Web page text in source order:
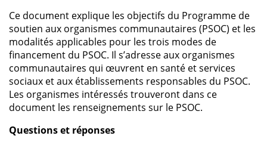
Ce document explique les objectifs du Programme de
soutien aux organismes communautaires (PSOC) et les
modalités applicables pour les trois modes de
financement du PSOC. Il s’adresse aux organismes
communautaires qui œuvrent en santé et services
sociaux et aux établissements responsables du PSOC.
Les organismes intéressés trouveront dans ce
document les renseignements sur le PSOC.
Questions et réponses